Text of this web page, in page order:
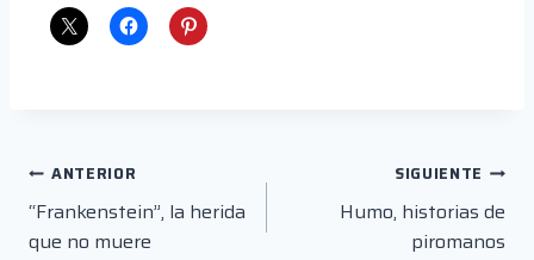
Navegación
de
ANTERIOR
“Frankenstein”, la herida
que no muere
SIGUIENTE
Humo, historias de
piromanos